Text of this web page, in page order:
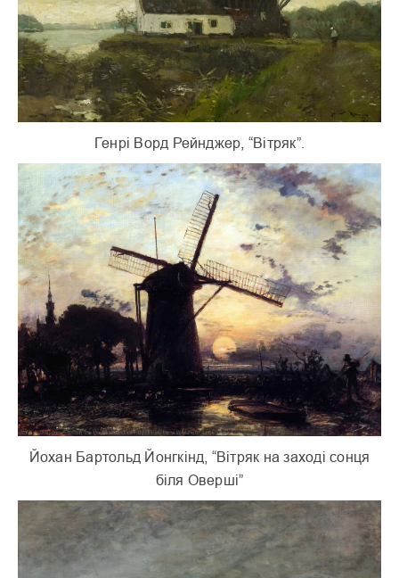
Генрі Ворд Рейнджер, “Вітряк”.
Йохан Бартольд Йонгкінд, “Вітряк на заході сонця
біля Оверші”